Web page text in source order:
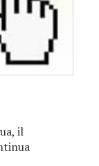
il